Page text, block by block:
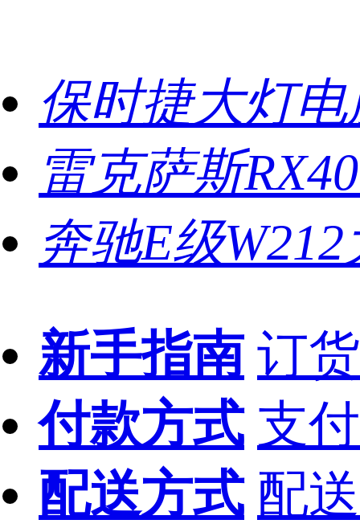
保时捷大灯
雷克萨斯
奔驰E级
新手指南 订
付款方式 支
配送方式 配